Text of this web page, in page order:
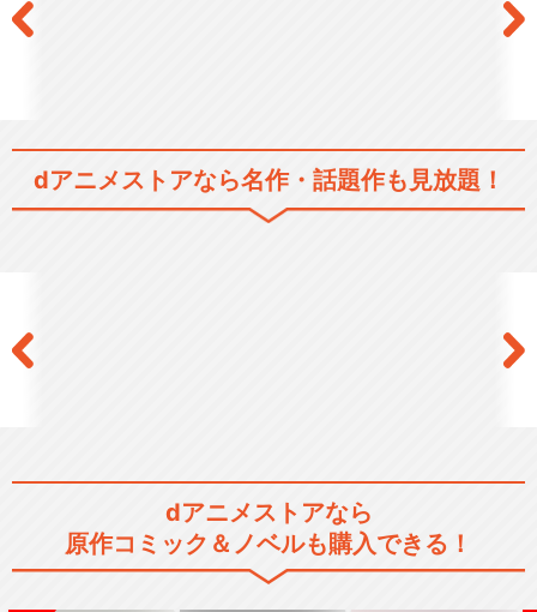
dアニメストアなら名作・話題作も見放題！
dアニメストアなら
原作コミック＆ノベルも購入できる！